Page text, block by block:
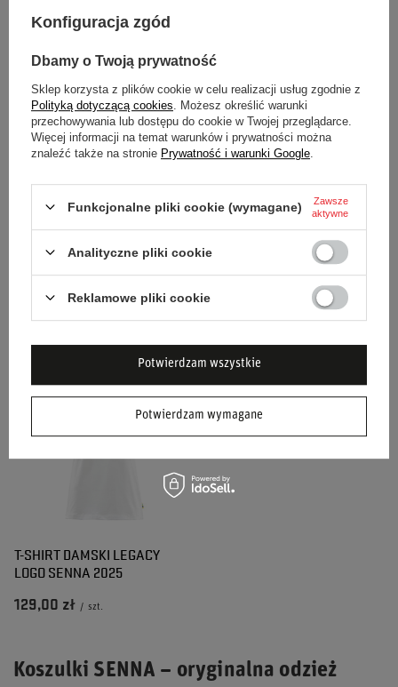
AYRTON SENNA 2026
169,00 zł 169,00 zł
T-SHIRT MĘSKI HASHTAG
ŻÓŁTY SENNA 2025
169,00 zł
KOSZULKA T-SHIRT
DZIECIĘCA LEGACY LOGO
AYRTON SENNA COLLECTION
129,00 zł
T-SHIRT DAMSKI LEGACY
LOGO SENNA 2025
129,00 zł / szt.
Koszulki SENNA – oryginalna odzież
Konfiguracja zgód
Dbamy o Twoją prywatność
Sklep korzysta z plików cookie w celu realizacji usług zgodnie z
Polityką dotyczącą cookies . Możesz określić warunki
przechowywania lub dostępu do cookie w Twojej przeglądarce.
Więcej informacji na temat warunków i prywatności można
znaleźć także na stronie Prywatność i warunki Google
Funkcjonalne pliki cookie (wymagane)
Zawsze
aktywne
Analityczne pliki cookie
Reklamowe pliki cookie
Potwierdzam wymagane
Potwierdzam wszystkie